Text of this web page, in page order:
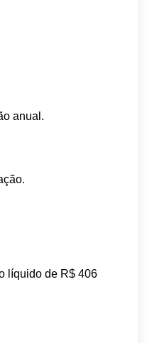
anual.
líquido de R$ 406